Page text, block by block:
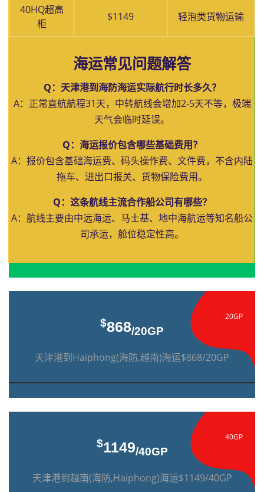
40HQ超高
柜
$1149 轻泡类货物运输
海运常见问题解答
Q：天津港到海防海运实际航行时长多久？
A：正常直航航程31天，中转航线会增加2-5天不等，极端
天气会临时延误。
Q：海运报价包含哪些基础费用？
A：报价包含基础海运费、码头操作费、文件费，不含内陆
拖车、进出口报关、货物保险费用。
Q：这条航线主流合作船公司有哪些？
A：航线主要由中远海运、马士基、地中海航运等知名船公
司承运，舱位稳定性高。
20GP
$868/20GP
天津港到Haiphong(海防,越南)海运$868/20GP
40GP
$1149/40GP
天津港到越南(海防,Haiphong)海运$1149/40GP